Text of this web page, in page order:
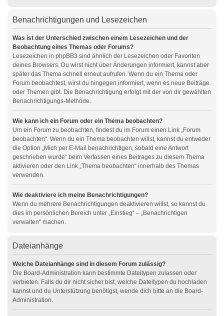
Benachrichtigungen und Lesezeichen
Was ist der Unterschied zwischen einem Lesezeichen und der
Beobachtung eines Themas oder Forums?
Lesezeichen in phpBB3 sind ähnlich der Lesezeichen oder Favoriten
deines Browsers. Du wirst nicht über Änderungen informiert, kannst aber
später das Thema schnell erneut aufrufen. Wenn du ein Thema oder
Forum beobachtest, wirst du hingegen informiert, wenn es neue Beiträge
oder Themen gibt. Die Benachrichtigung erfolgt mit der von dir gewählten
Benachrichtigungs-Methode.
Wie kann ich ein Forum oder ein Thema beobachten?
Um ein Forum zu beobachten, findest du im Forum einen Link „Forum
beobachten“. Wenn du ein Thema beobachten willst, kannst du entweder
die Option „Mich per E-Mail benachrichtigen, sobald eine Antwort
geschrieben wurde“ beim Verfassen eines Beitrages zu diesem Thema
aktivieren oder den Link „Thema beobachten“ innerhalb des Themas
verwenden.
Wie deaktiviere ich meine Benachrichtigungen?
Wenn du mehrere Benachrichtigungen deaktivieren willst, so kannst du
dies im persönlichen Bereich unter „Einstieg“ – „Benachrichtigen
verwalten“ machen.
Dateianhänge
Welche Dateianhänge sind in diesem Forum zulässig?
Die Board-Administration kann bestimmte Dateitypen zulassen oder
verbieten. Falls du dir nicht sicher bist, welche Dateitypen du hochladen
kannst und du Unterstützung benötigst, wende dich bitte an die Board-
Administration.